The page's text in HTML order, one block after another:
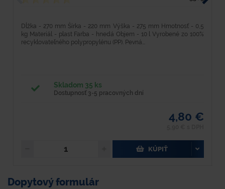
Dĺžka - 270 mm Šírka - 220 mm Výška - 275 mm Hmotnosť - 0,5
kg Materiál - plast Farba - hnedá Objem - 10 l Vyrobené zo 100%
recyklovateľného polypropylénu (PP). Pevná...
Skladom 35 ks
Dostupnosť 3-5 pracovných dní
4,80 €
KÚPIŤ
Dopytový formulár